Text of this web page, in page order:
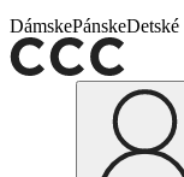
DámskePánskeDetské